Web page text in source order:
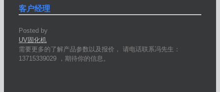
客户经理
Posted by
UV固化机
需要更多的了解产品参数以及报价， 请电话联系冯先生：
13715339029 ，期待你的信息。